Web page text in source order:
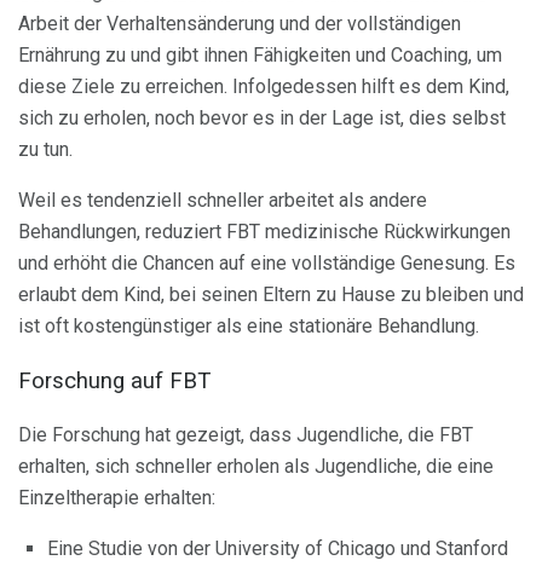
Arbeit der Verhaltensänderung und der vollständigen
Ernährung zu und gibt ihnen Fähigkeiten und Coaching, um
diese Ziele zu erreichen. Infolgedessen hilft es dem Kind,
sich zu erholen, noch bevor es in der Lage ist, dies selbst
zu tun.
Weil es tendenziell schneller arbeitet als andere
Behandlungen, reduziert FBT medizinische Rückwirkungen
und erhöht die Chancen auf eine vollständige Genesung. Es
erlaubt dem Kind, bei seinen Eltern zu Hause zu bleiben und
ist oft kostengünstiger als eine stationäre Behandlung.
Forschung auf FBT
Die Forschung hat gezeigt, dass Jugendliche, die FBT
erhalten, sich schneller erholen als Jugendliche, die eine
Einzeltherapie erhalten:
Eine Studie von der University of Chicago und Stanford